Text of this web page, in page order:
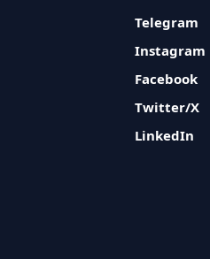
Telegram
Instagram
Facebook
Twitter/X
LinkedIn